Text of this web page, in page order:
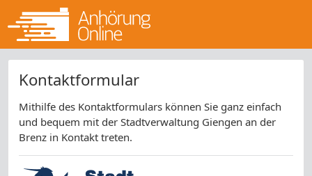
Kontaktformular
Mithilfe des Kontaktformulars können Sie ganz einfach
und bequem mit der Stadtverwaltung Giengen an der
Brenz in Kontakt treten.